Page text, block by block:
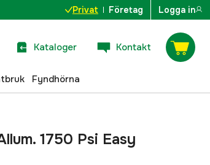
Privat Företag Logga in
Kataloger Kontakt
Fyndhörna
1750 Psi Easy